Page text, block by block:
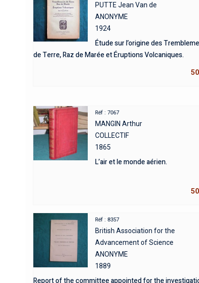
PUTTE Jean Van de
ANONYME
1924
Étude sur l’origine des
de Terre, Raz de Marée et Éruptions Volcaniques.
Réf : 7067
MANGIN Arthur
COLLECTIF
1865
L’air et le monde aérien.
Réf : 8357
British Association for the
Advancement of Science
ANONYME
1889
Report of the committee appointed for the